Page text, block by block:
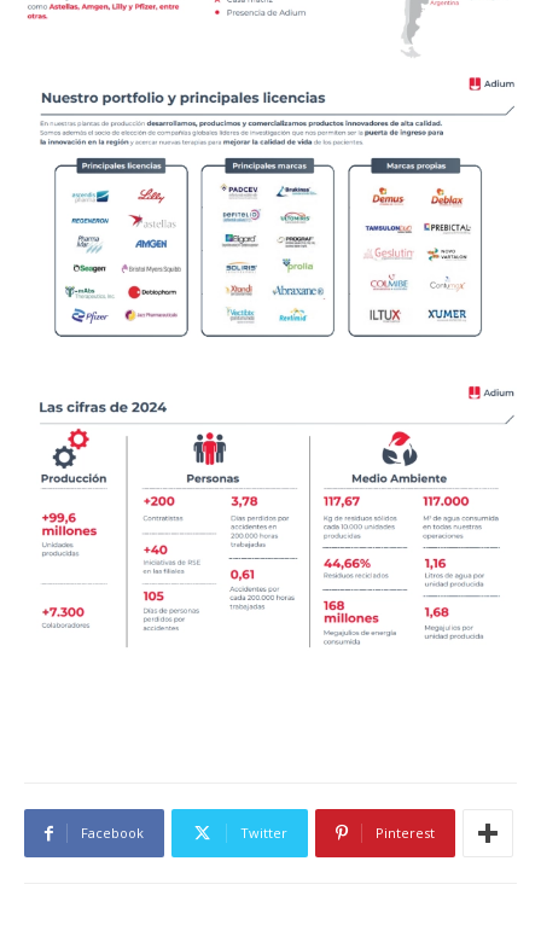
Facebook Twitter Pinterest